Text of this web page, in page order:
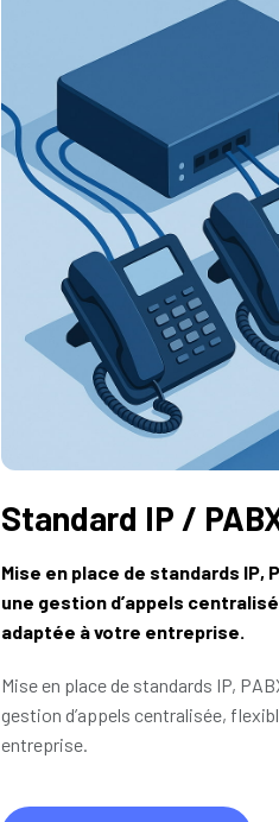
Standard IP /
Mise en place de standards IP,
une gestion d’appels
adaptée à votre entreprise.
Mise en place de standards IP,
gestion d’appels centralisée,
entreprise.